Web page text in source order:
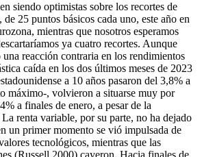
siendo optimistas sobre los recortes de
de 25 puntos básicos cada uno, este año en
mientras que nosotros esperamos
ya cuatro recortes. Aunque
reacción contraria en los rendimientos
caída en los dos últimos meses de 2023
a 10 años pasaron del 3,8% a
máximo-, volvieron a situarse muy por
a finales de enero, a pesar de la
renta variable, por su parte, no ha dejado
un primer momento se vió impulsada de
tecnológicos, mientras que las
(Russell 2000) cayeron. Hacia finales de